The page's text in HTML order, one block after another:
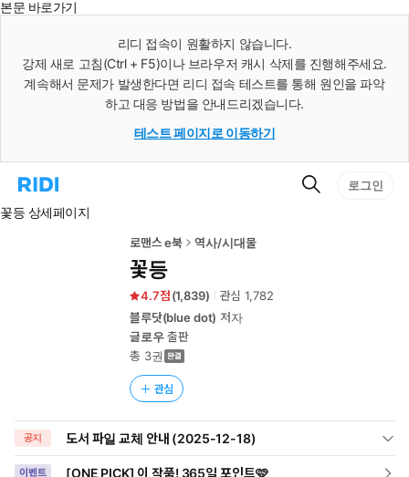
본문 바로가기
리디 접속이 원활하지 않습니다.
강제 새로 고침(Ctrl + F5)이나 브라우저 캐시 삭제를 진행해주세요.
계속해서 문제가 발생한다면 리디 접속 테스트를 통해 원인을 파악
하고 대응 방법을 안내드리겠습니다.
테스트 페이지로 이동하기
리
홈
검
로그인
꽃등 상세페이지
로맨스 e북 역사/시대물
꽃등
4.7 (1,839) 관심1,782
블루닷(blue dot) 저자
글로우출판
총 3권
관심
공지 도서 파일 교체 안내 (2025-12-18)
이벤트 [ONE PICK] 이 작품! 365일 포인트🩷